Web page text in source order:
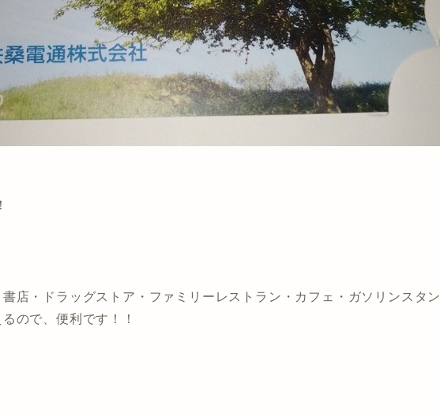
店・ドラッグストア・ファミリーレストラン・カフェ・ガソリンスタン
ので、便利です！！